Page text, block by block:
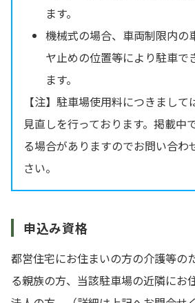
ます。
機械式の場合、車両制限内の
ヤ止めの位置等により駐車で
ます。
【注】駐車場使用料につきまし
見直しを行っております。掲載中
る場合がありますのでお問い合わ
さい。
申込み資格
都営住宅にお住まいの方の介護等の
る親族の方、当該駐車場の近隣にお